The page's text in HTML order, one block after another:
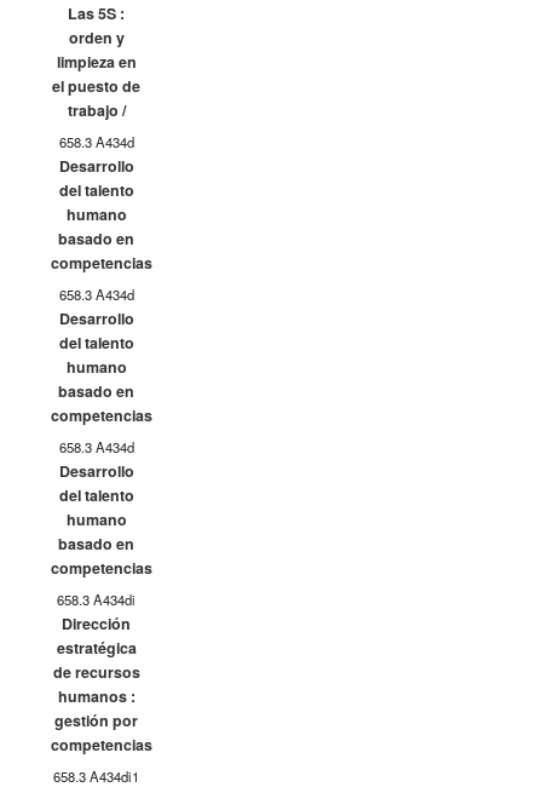
Las 5S :
orden y
limpieza en
el puesto de
trabajo /
658.3 A434d
Desarrollo
del talento
humano
basado en
competencias
658.3 A434d
Desarrollo
del talento
humano
basado en
competencias
658.3 A434d
Desarrollo
del talento
humano
basado en
competencias
658.3 A434di
Dirección
estratégica
de recursos
humanos :
gestión por
competencias
658.3 A434di1